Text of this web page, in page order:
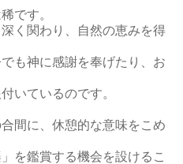
です。
く関わり、自然の恵みを得
も神に感謝を奉げたり、お
いているのです。
間に、休憩的な意味をこめ
を鑑賞する機会を設けるこ